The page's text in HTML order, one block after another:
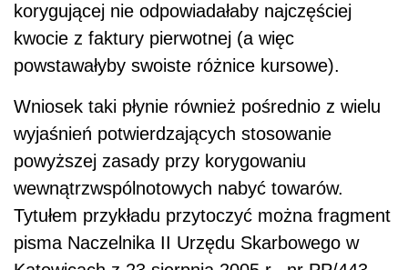
korygującej nie odpowiadałaby najczęściej
kwocie z faktury pierwotnej (a więc
powstawałyby swoiste różnice kursowe).
Wniosek taki płynie również pośrednio z wielu
wyjaśnień potwierdzających stosowanie
powyższej zasady przy korygowaniu
wewnątrzwspólnotowych nabyć towarów.
Tytułem przykładu przytoczyć można fragment
pisma Naczelnika II Urzędu Skarbowego w